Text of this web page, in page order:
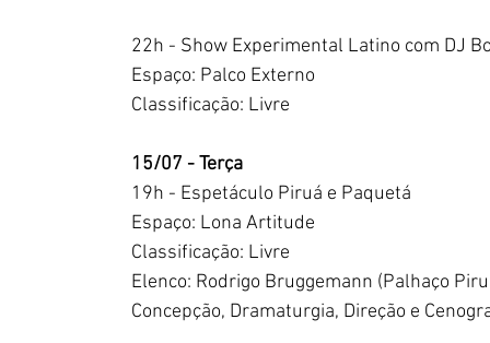
22h - Show Experimental Latino com DJ
Espaço: Palco Externo
Classificação: Livre
15/07 - Terça
19h - Espetáculo Piruá e Paquetá
Espaço: Lona Artitude
Classificação: Livre
Elenco: Rodrigo Bruggemann (Palhaço
Concepção, Dramaturgia, Direção e